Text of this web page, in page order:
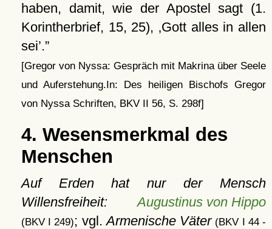
haben, damit, wie der Apostel sagt (1.
Korintherbrief, 15, 25), Gott alles in allen
sei .
[Gregor von Nyssa: Gespräch mit Makrina über Seele
und Auferstehung.In: Des heiligen Bischofs Gregor
von Nyssa Schriften, BKV II 56, S. 298f]
4. Wesensmerkmal des
Menschen
Auf Erden hat nur der Mensch
Willensfreiheit:Augustinus von Hippo
(BKV I 249); vgl.Armenische Väter (BKV I 44 -